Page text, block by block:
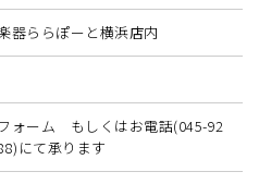
器ららぽーと横浜店内
ォーム もしくはお電話(045-92
にて承ります